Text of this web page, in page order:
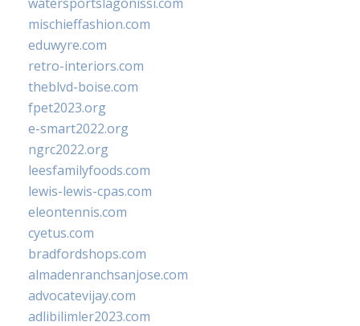
mischieffashion.com
eduwyre.com
retro-interiors.com
theblvd-boise.com
fpet2023.org
e-smart2022.org
ngrc2022.org
leesfamilyfoods.com
lewis-lewis-cpas.com
eleontennis.com
cyetus.com
bradfordshops.com
almadenranchsanjose.com
advocatevijay.com
adlibilimler2023.com